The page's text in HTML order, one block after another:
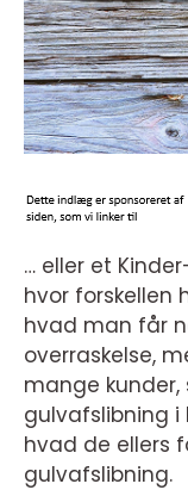
… eller et
hvor forskellen
hvad man får
overraskelse,
mange
gulvafslibning i
hvad de ellers
gulvafslibning.